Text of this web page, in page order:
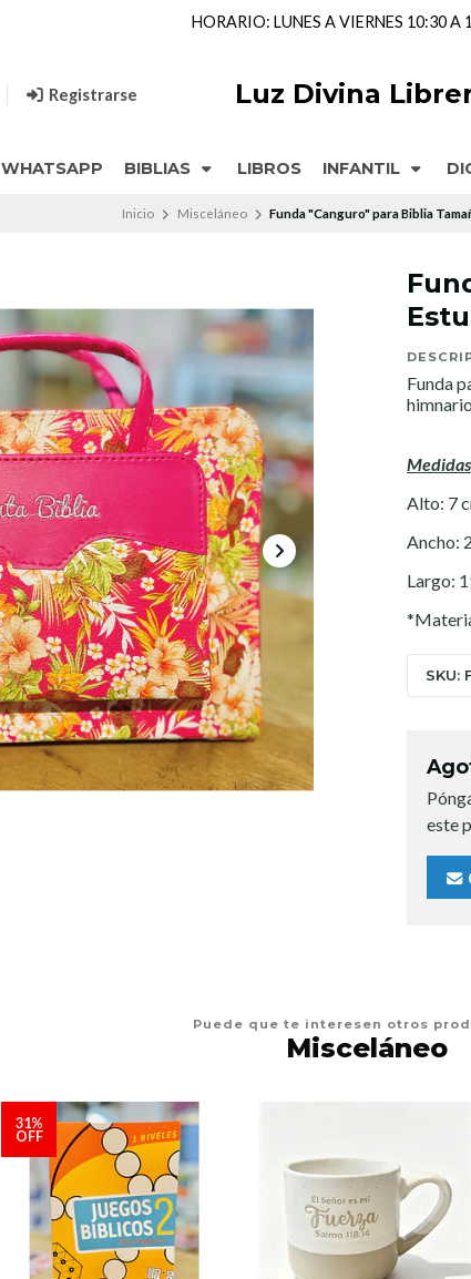
Registrarse Luz Divina
WHATSAPP BIBLIAS LIBROS INFANTIL
Inicio Misceláneo Funda "Canguro" para Biblia
Funda
Medidas
Alto: 7
Ancho:
Largo:
SKU:
este
Puede que te interesen otros
Misceláneo
31%
OFF